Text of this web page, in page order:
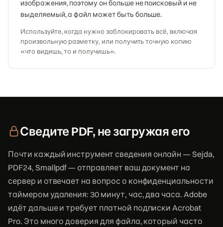
изображения, поэтому он больше не поисковый и не
выделяемый, а файл может быть больше.
Используйте, когда нужно заблокировать всё, включая
произвольную разметку, или получить точную копию
«что видишь, то и получишь».
Сведите PDF, не загружая его
Почти каждый инструмент сведения онлайн — Sejda,
PDF24, Smallpdf — отправляет ваш документ на
сервер и отвечает на вопрос о конфиденциальности
таймером удаления: 30 минут, час, два часа. Adobe
идёт дальше и требует платной подписки Acrobat
Pro. Это много доверия для файла, который часто